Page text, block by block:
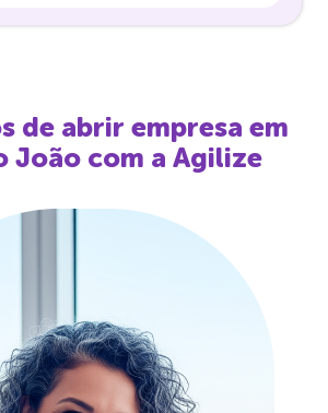
de abrir empresa em
João com a Agilize